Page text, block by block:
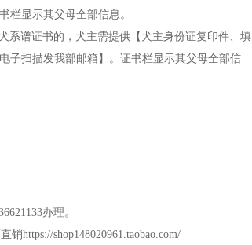
栏显示其父母全部信息。
谱证书的，犬主需提供【犬主身份证复印件、填
子扫描发我部邮箱】。证书栏显示其父母全部信
办理。
销https://shop148020961.taobao.com/